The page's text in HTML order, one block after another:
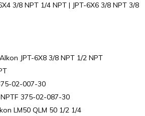
3/8 NPT 1/4 NPT | JPT-6X6 3/8 NPT 3/8
JPT-6X8 3/8 NPT 1/2 NPT
02-007-30
375-02-087-30
LM50 QLM 50 1/2 1/4